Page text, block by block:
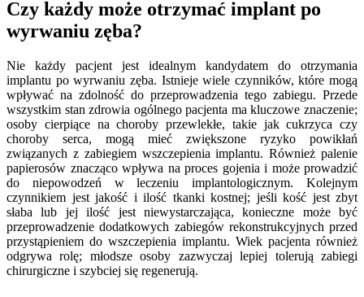
Czy każdy może otrzymać implant po
wyrwaniu zęba?
Nie każdy pacjent jest idealnym kandydatem do otrzymania
implantu po wyrwaniu zęba. Istnieje wiele czynników, które mogą
wpływać na zdolność do przeprowadzenia tego zabiegu. Przede
wszystkim stan zdrowia ogólnego pacjenta ma kluczowe znaczenie;
osoby cierpiące na choroby przewlekłe, takie jak cukrzyca czy
choroby serca, mogą mieć zwiększone ryzyko powikłań
związanych z zabiegiem wszczepienia implantu. Również palenie
papierosów znacząco wpływa na proces gojenia i może prowadzić
do niepowodzeń w leczeniu implantologicznym. Kolejnym
czynnikiem jest jakość i ilość tkanki kostnej; jeśli kość jest zbyt
słaba lub jej ilość jest niewystarczająca, konieczne może być
przeprowadzenie dodatkowych zabiegów rekonstrukcyjnych przed
przystąpieniem do wszczepienia implantu. Wiek pacjenta również
odgrywa rolę; młodsze osoby zazwyczaj lepiej tolerują zabiegi
chirurgiczne i szybciej się regenerują.